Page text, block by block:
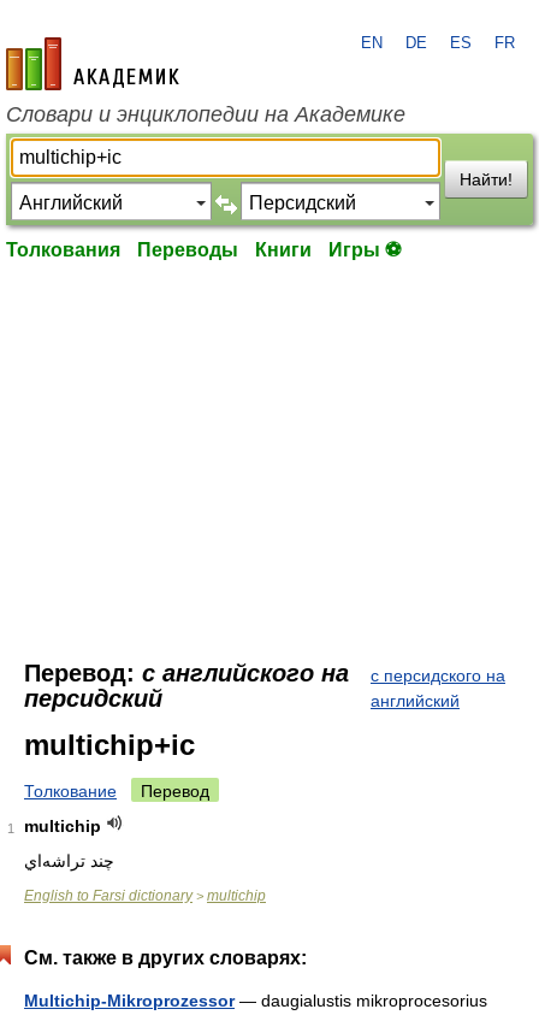
academic.ru
EN DE ES FR
Словари и энциклопедии на Академике
Найти!
Толкования Переводы Книги Игры ⚽
Перевод: с английского на
персидский
с персидского на
английский
multichip+ic
Толкование Перевод
1
multichip
English to Farsi dictionary> multichip
См. также в других словарях:
Multichip-Mikroprozessor— daugialustis mikroprocesorius